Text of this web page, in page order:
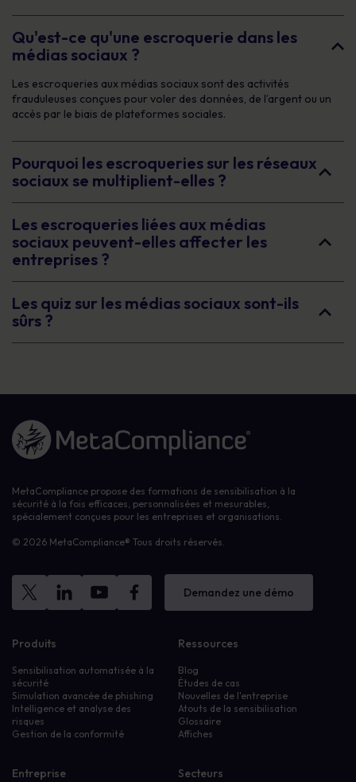
Qu'est-ce qu'une escroquerie dans les
médias sociaux ?
Les escroqueries aux médias sociaux sont des activités
frauduleuses conçues pour voler des données, de l’argent ou un
accès par le biais de plateformes sociales.
Pourquoi les escroqueries sur les réseaux
sociaux se multiplient-elles ?
Les escroqueries liées aux médias
sociaux peuvent-elles affecter les
entreprises ?
Les quiz sur les médias sociaux sont-ils
sûrs ?
Lien vers la page d'accueil
MetaCompliance propose des formations de sensibilisation à la
sécurité à la fois efficaces, personnalisées et mesurables,
spécialement conçues pour les entreprises et organisations.
© 2026 MetaCompliance® Tous droits réservés.
Demandez une démo
Produits
Sensibilisation automatisée à la
sécurité
Simulation avancée de phishing
Intelligence et analyse des
risques
Gestion de la conformité
Ressources
Blog
Études de cas
Nouvelles de l'entreprise
Atouts de la sensibilisation
Glossaire
Affiches
Entreprise Secteurs